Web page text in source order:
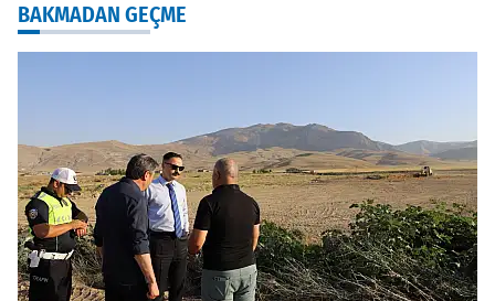
BAKMADAN GEÇME